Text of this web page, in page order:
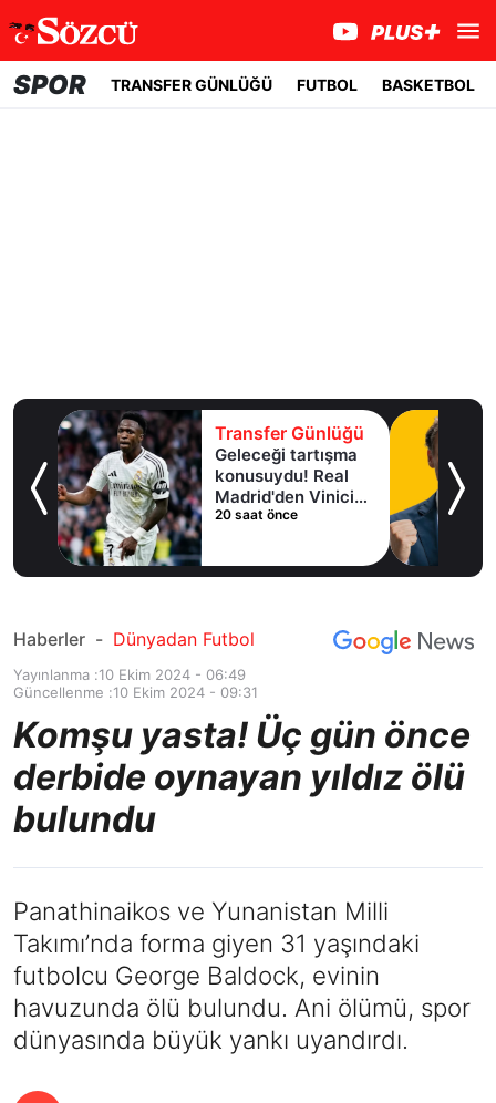
SPOR TRANSFER GÜNLÜĞÜ FUTBOL BASKETBOL
Transfer Günlüğü
Geleceği tartışma
konusuydu! Real
Madrid'den Vinicius
Junior kararı
20 saat önce
Haberler - Dünyadan Futbol
Yayınlanma :10 Ekim 2024 - 06:49
Güncellenme :10 Ekim 2024 - 09:31
Komşu yasta! Üç gün önce
derbide oynayan yıldız ölü
bulundu
Panathinaikos ve Yunanistan Milli
Takımı’nda forma giyen 31 yaşındaki
futbolcu George Baldock, evinin
havuzunda ölü bulundu. Ani ölümü, spor
dünyasında büyük yankı uyandırdı.